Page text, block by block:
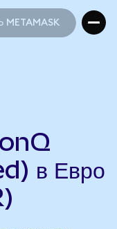
METAMASK
в Евро